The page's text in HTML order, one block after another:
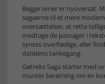
Begge serier er nyoversat.
sagaerne til et mere
oversættelser, at rette
medtage de passager i
syntes overflødige, eller
datidens tankegang.
Gøtreks Saga starter med
munter beretning om en